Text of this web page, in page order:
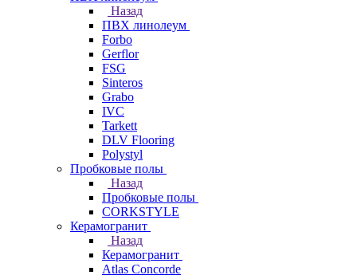
Назад
ПВХ линолеум
Forbo
Gerflor
FSG
Sinteros
Grabo
IVC
Tarkett
DLV Flooring
Polystyl
Пробковые полы
Назад
Пробковые полы
CORKSTYLE
Керамогранит
Назад
Керамогранит
Atlas Concorde